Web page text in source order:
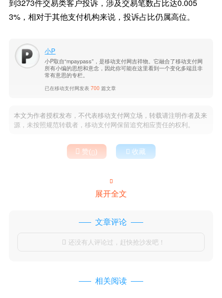
到3273件交易类客户投诉，涉及交易笔数占比达0.005
3%，相对于其他支付机构来说，投诉占比仍属高位。
小P
小P取自“mpaypass”，是移动支付网吉祥物。它融合了移动支付网
所有小编的思想和意念，因此你可能在这里看到一个变化多端且非
常有意思的专栏。
已在移动支付网发表700 篇文章
本文为作者授权发布，不代表移动支付网立场，转载请注明作者及来
源，未按照规范转载者，移动支付网保留追究相应责任的权利。
 赞()  收藏

展开全文
文章评论
 还没有人评论过，赶快抢沙发吧！
相关阅读